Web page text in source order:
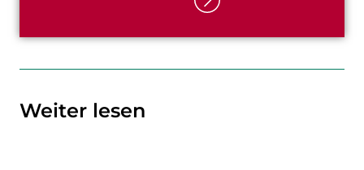
Weiter lesen